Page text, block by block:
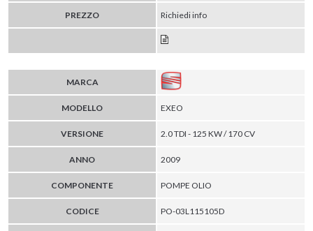
PREZZO Richiedi info
MARCA
MODELLO EXEO
VERSIONE 2.0 TDI - 125 KW / 170 CV
ANNO 2009
COMPONENTE POMPE OLIO
CODICE PO-03L115105D